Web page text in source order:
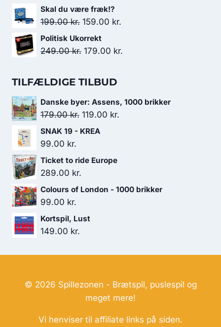
249.00 kr..
oprindelige
pris
179.00 kr..
pris
Skal du være fræk!?
199.00kr. Den
oprindelige
pris
159.00 kr.
Politisk Ukorrekt
249.00kr. Den
pris
249.00 kr..
179.00 kr.
179.00 kr..
TILFÆLDIGE TILBUD
Danske byer: Assens, 1000 brikker
179.00kr. Den
oprindelige
179.00 kr..
119.00 kr.
SNAK 19 - KREA
99.00 kr.
Ticket to ride Europe
289.00 kr.
Colours of London - 1000 brikker
99.00 kr.
Kortspil, Lust
149.00 kr.
© 2026 Spillezonen - Brætspil, puslespil og
meget mere!
Vi henviser til affiliate links på siden.